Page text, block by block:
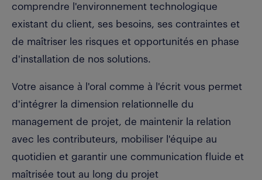
comprendre l'environnement technologique
existant du client, ses besoins, ses contraintes et
de maîtriser les risques et opportunités en phase
d'installation de nos solutions.
Votre aisance à l'oral comme à l'écrit vous permet
d'intégrer la dimension relationnelle du
management de projet, de maintenir la relation
avec les contributeurs, mobiliser l'équipe au
quotidien et garantir une communication fluide et
maîtrisée tout au long du projet